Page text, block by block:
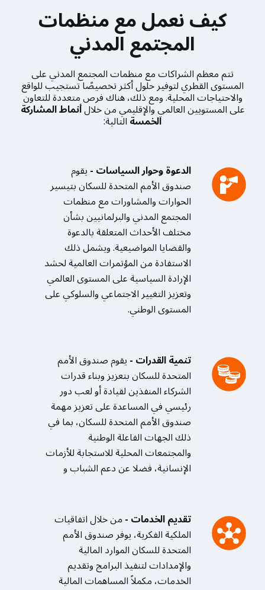
كيف نعمل مع منظمات
المجتمع المدني
تتم معظم الشراكات مع منظمات المجتمع المدني على
المستوى القطري لتوفير حلول أكثر تخصيصًا تستجيب للواقع
والاحتياجات المحلية. ومع ذلك، هناك فرص متعددة للتعاون
على المستويين العالمي والإقليمي من خلالأنماط المشاركة
الخمسةالتالية:
الدعوة وحوار السياسات -يقوم
صندوق الأمم المتحدة للسكان بتيسير
الحوارات والمشاورات مع منظمات
المجتمع المدني والبرلمانيين بشأن
مختلف الأحداث المتعلقة بالدعوة
والقضايا المواضيعية. ويشمل ذلك
الاستفادة من المؤتمرات العالمية لحشد
الإرادة السياسية على المستوى العالمي
وتعزيز التغيير الاجتماعي والسلوكي على
المستوى الوطني.
تنمية القدرات -يقوم صندوق الأمم
المتحدة للسكان بتعزيز وبناء قدرات
الشركاء المنفذين لقيادة أو لعب دور
رئيسي في المساعدة على تعزيز مهمة
صندوق الأمم المتحدة للسكان، بما في
ذلك الجهات الفاعلة الوطنية
والمجتمعات المحلية للاستجابة للأزمات
الإنسانية، فضلا عن دعم الشباب و
تقديم الخدمات -من خلال اتفاقيات
الملكية الفكرية، يوفر صندوق الأمم
المتحدة للسكان الموارد المالية
والإمدادات لتنفيذ البرامج وتقديم
الخدمات، مكملاً المساهمات المالية